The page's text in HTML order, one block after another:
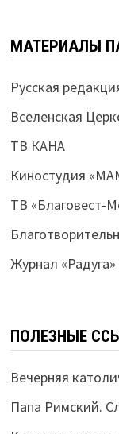
МАТЕРИАЛЫ
Русская
Вселенская
ТВ КАНА
Киностудия
ТВ «Благовест-
Журнал «Радуга»
ПОЛЕЗНЫЕ
Вечерняя
Папа Римский.